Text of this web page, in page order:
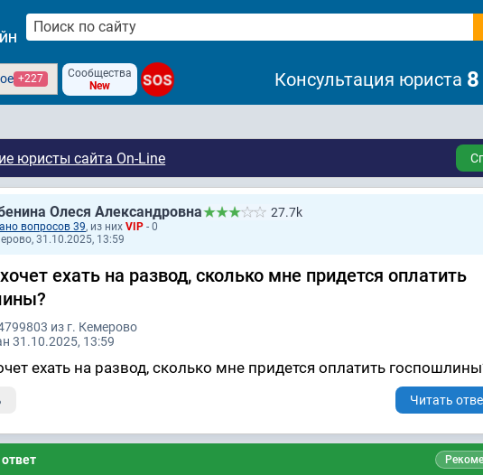
+227
Сообщества
New
SOS Консультация юриста
юристы сайта On-Line
Олеся Александровна 27.7k
вопросов 39, из них VIP - 0
31.10.2025, 13:59
ехать на развод, сколько мне придется оплатить
из г. Кемерово
31.10.2025, 13:59
ехать на развод, сколько мне придется оплатить
Читать